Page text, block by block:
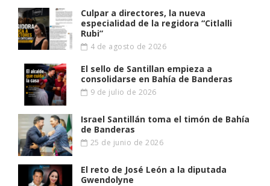
Culpar a directores, la nueva
especialidad de la regidora “Citlalli
Rubi”
4 de agosto de 2026
El sello de Santillan empieza a
consolidarse en Bahía de Banderas
9 de julio de 2026
Israel Santillán toma el timón de Bahía
de Banderas
25 de junio de 2026
El reto de José León a la diputada
Gwendolyne